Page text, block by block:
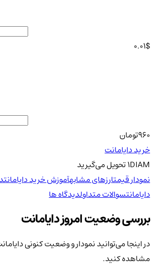
0.01$
960تومان
خرید دایامانت
1DIAMتحویلمی‌گیرید
نمودار قیمتارزهای مشابهآموزش خرید دایامانت
دایامانتسوالات متداولدیدگاه ها
بررسی وضعیت امروز دایامانت
در اینجا می‌توانید نمودار و وضعیت کنونی
مشاهده کنید.